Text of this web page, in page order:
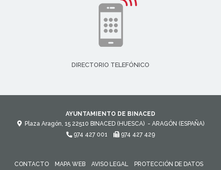
DIRECTORIO TELEFÓNICO
AYUNTAMIENTO DE BINACED
Plaza Aragón, 15 22510 BINACED (HUESCA) - ARAGÓN (ESPAÑA)
974 427 001
974 427 429
CONTACTO MAPA WEB AVISO LEGAL
PROTECCIÓN DE DATOS